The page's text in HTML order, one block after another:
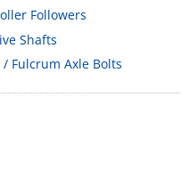
Followers
Shafts
Fulcrum Axle Bolts